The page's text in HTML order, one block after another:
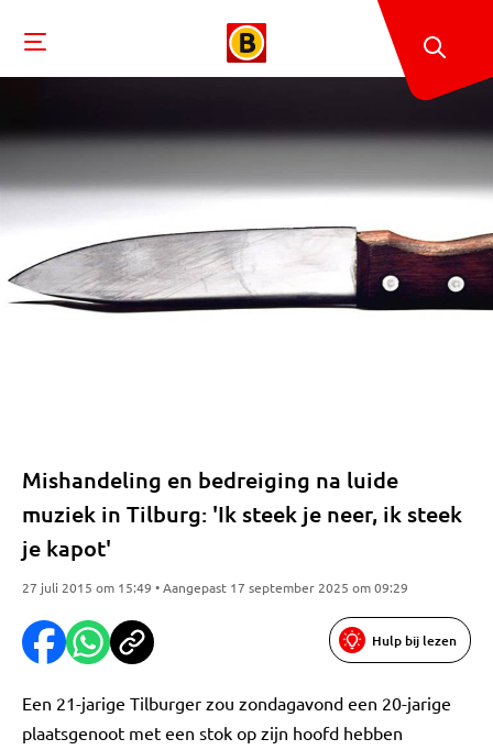
Mishandeling en bedreiging na luide
muziek in Tilburg: 'Ik steek je neer, ik steek
je kapot'
27 juli 2015 om 15:49 • Aangepast 17 september 2025 om 09:29
Hulp bij lezen
Een 21-jarige Tilburger zou zondagavond een 20-jarige
plaatsgenoot met een stok op zijn hoofd hebben